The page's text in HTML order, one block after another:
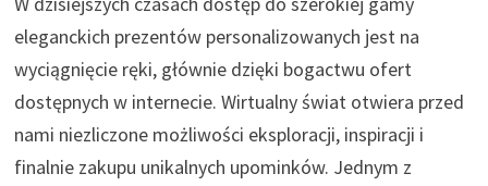
eleganckich prezentów personalizowanych jest na
wyciągnięcie ręki, głównie dzięki bogactwu ofert
dostępnych w internecie. Wirtualny świat otwiera przed
nami niezliczone możliwości eksploracji, inspiracji i
finalnie zakupu unikalnych upominków. Jednym z